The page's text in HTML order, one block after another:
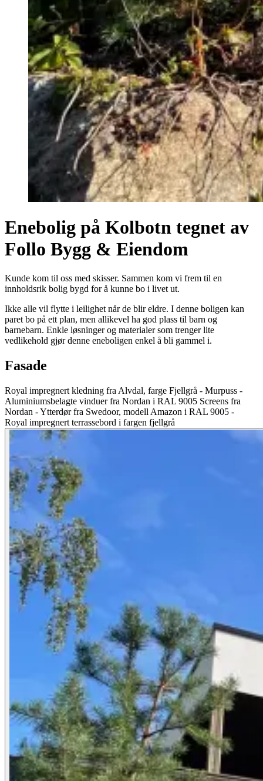
Enebolig på Kolbotn tegnet av
Follo Bygg & Eiendom
Kunde kom til oss med skisser. Sammen kom vi frem til en
innholdsrik bolig bygd for å kunne bo i livet ut.
Ikke alle vil flytte i leilighet når de blir eldre. I denne boligen kan
paret bo på ett plan, men allikevel ha god plass til barn og
barnebarn. Enkle løsninger og materialer som trenger lite
vedlikehold gjør denne eneboligen enkel å bli gammel i.
Fasade
Royal impregnert kledning fra Alvdal, farge Fjellgrå - Murpuss -
Aluminiumsbelagte vinduer fra Nordan i RAL 9005 Screens fra
Nordan - Ytterdør fra Swedoor, modell Amazon i RAL 9005 -
Royal impregnert terrassebord i fargen fjellgrå